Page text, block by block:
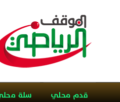
قدم محلي سلة